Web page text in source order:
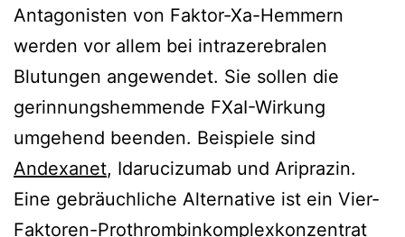
Antagonisten von Faktor-Xa-Hemmern
werden vor allem bei intrazerebralen
Blutungen angewendet. Sie sollen die
gerinnungshemmende FXaI-Wirkung
umgehend beenden. Beispiele sind
Andexanet, Idarucizumab und Ariprazin.
Eine gebräuchliche Alternative ist ein Vier-
Faktoren-Prothrombinkomplexkonzentrat